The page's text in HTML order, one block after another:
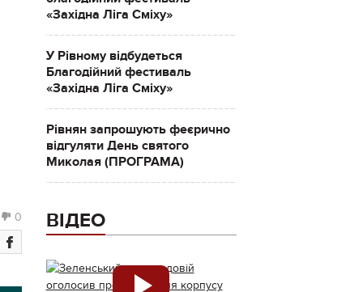
0
«Західна Ліга Сміху»
У Рівному відбудеться
Благодійний фестиваль
«Західна Ліга Сміху»
Рівнян запрошують феєрично
відгуляти День святого
Миколая (ПРОГРАМА)
ВІДЕО